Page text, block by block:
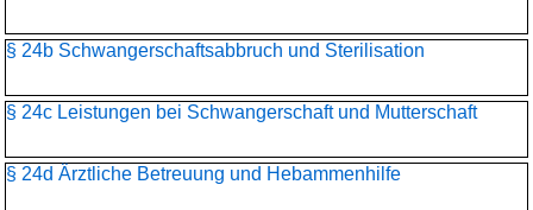
§ 24b Schwangerschaftsabbruch und Sterilisation
§ 24c Leistungen bei Schwangerschaft und Mutterschaft
§ 24d Ärztliche Betreuung und Hebammenhilfe